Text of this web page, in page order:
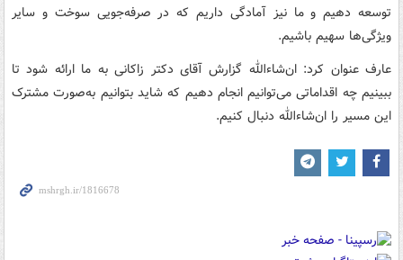
توسعه دهیم و ما نیز آمادگی داریم که در صرفه‌جویی سوخت و سایر
ویژگی‌ها سهیم باشیم.
عارف عنوان کرد: ان‌شاءالله گزارش آقای دکتر زاکانی به ما ارائه شود تا
ببینیم چه اقداماتی می‌توانیم انجام دهیم که شاید بتوانیم به‌صورت مشترک
این مسیر را ان‌شاءالله دنبال کنیم.